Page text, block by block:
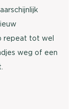
repeat tot wel
weg of een